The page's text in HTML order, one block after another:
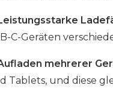
C-Geräten
mehrerer
Tablets, und diese